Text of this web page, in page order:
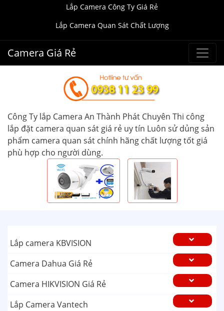
Lắp Camera Công Ty Giá Rẻ
Lắp Camera Quan Sát Chất Lượng
Camera Giá Rẻ
Công Ty lắp Camera An Thành Phát Chuyên Thi công
lắp đặt camera quan sát giá rẻ uy tín Luôn sử dủng sản
phẩm camera quan sát chính hãng chất lượng tốt giá
phù hợp cho người dùng.
Lắp camera KBVISION
Camera Dahua Giá Rẻ
Camera HIKVISION Giá Rẻ
Lắp Camera Vantech